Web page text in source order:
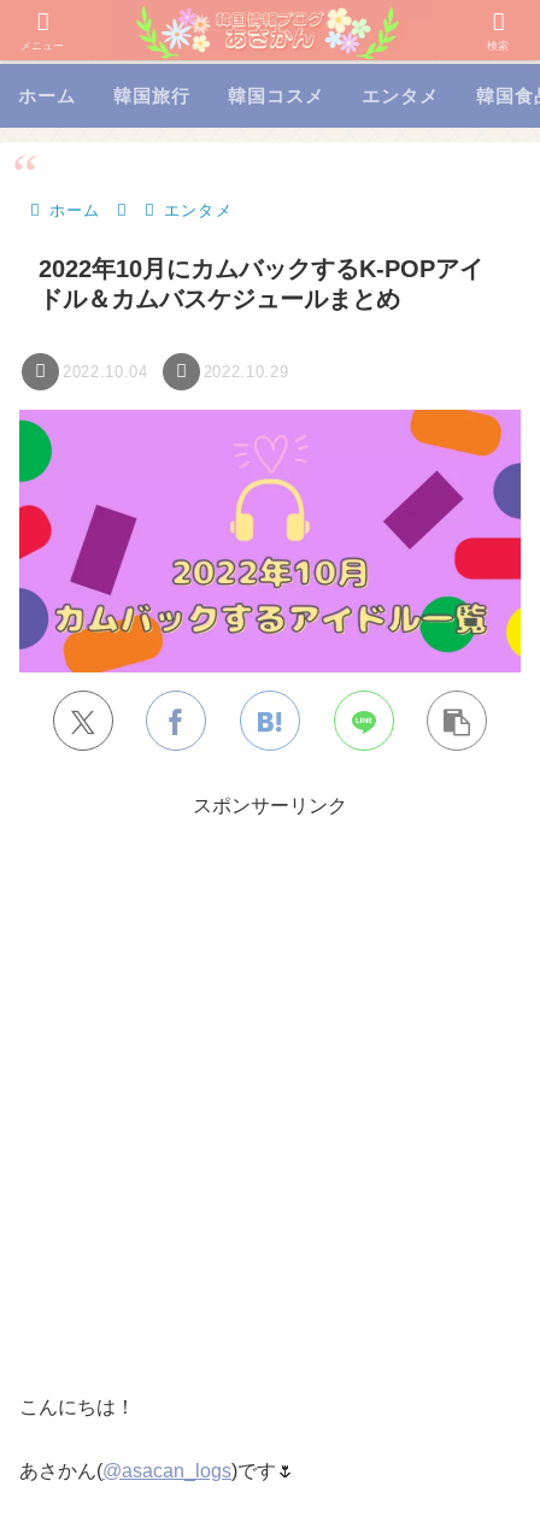
ホーム 韓国旅行 韓国コスメ エンタメ 韓国食
ホーム エンタメ
2022年10月にカムバックするK-POPアイ
ドル＆カムバスケジュールまとめ
2022.10.04 2022.10.29
スポンサーリンク
こんにちは！
あさかん(@asacan_logs)です🌷
メニュー 検索